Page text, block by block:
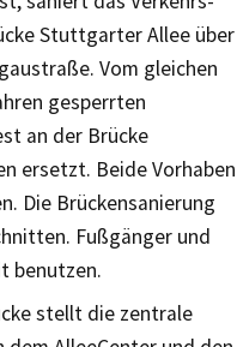
Stuttgarter Allee über
Vom gleichen
gesperrten
an der Brücke
ersetzt. Beide Vorhaben
Die Brückensanierung
Fußgänger und
benutzen.
stellt die zentrale